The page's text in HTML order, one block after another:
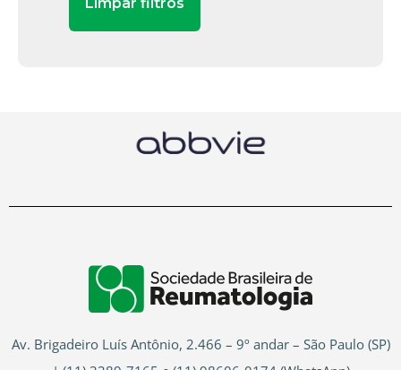
Av. Brigadeiro Luís Antônio, 2.466 – 9º andar – São Paulo (SP)